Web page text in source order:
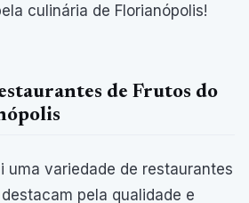
culinária de Florianópolis!
de Frutos do
uma variedade de restaurantes
pela qualidade e